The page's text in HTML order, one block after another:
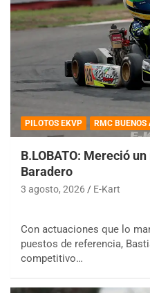
PILOTOS EKVP RMC BUENOS
B.LOBATO: Mereció
Baradero
3 agosto, 2026 E-Kart
Con actuaciones que lo
puestos de referencia,
competitivo…